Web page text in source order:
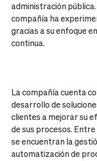
administración pública.
compañía ha
gracias a su enfoque
continua.
La compañía cuenta
desarrollo de
clientes a mejorar su
de sus procesos.
se encuentran la
automatización de